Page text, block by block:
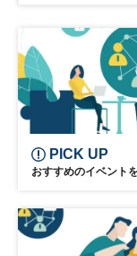
日経オンライン
PICK UP
おすすめのイベント